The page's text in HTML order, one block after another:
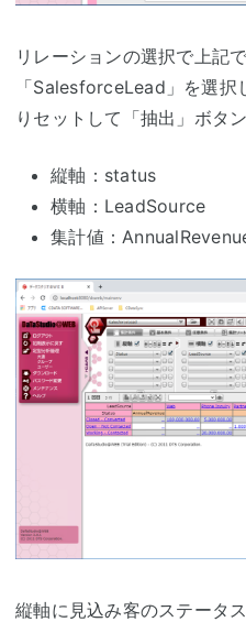
リレーションの選択で上記
「SalesforceLead」を選択
りセットして「抽出」ボタ
縦軸：status
横軸：LeadSource
集計値：
縦軸に見込み客のステータ